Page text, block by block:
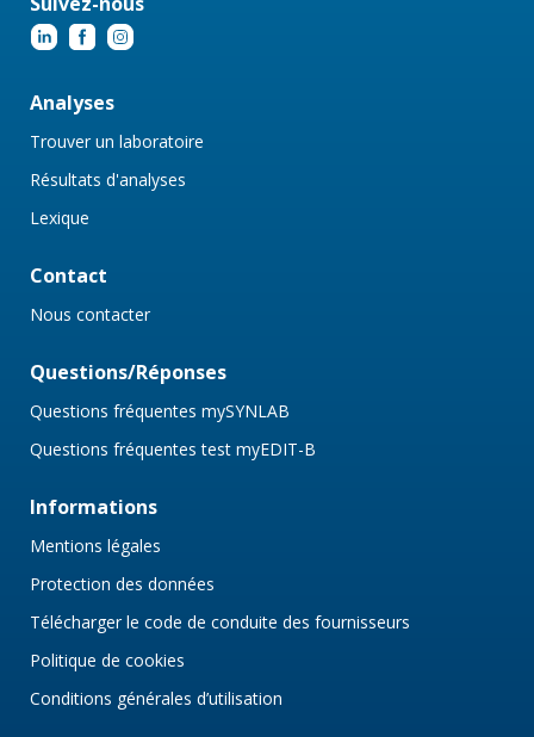
Analyses
Trouver un laboratoire
Résultats d'analyses
Lexique
Contact
Nous contacter
Questions/Réponses
Questions fréquentes mySYNLAB
Questions fréquentes test myEDIT-B
Informations
Mentions légales
Protection des données
Télécharger le code de conduite des fournisseurs
Politique de cookies
Conditions générales d’utilisation